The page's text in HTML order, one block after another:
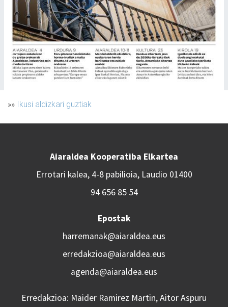
»» Ikusi aldizkari guztiak
Aiaraldea Kooperatiba Elkartea
Errotari kalea, 4-8 pabilioia, Laudio 01400
94 656 85 54
Epostak
harremanak@aiaraldea.eus
erredakzioa@aiaraldea.eus
agenda@aiaraldea.eus
Erredakzioa: Maider Ramirez Martin, Aitor Aspuru